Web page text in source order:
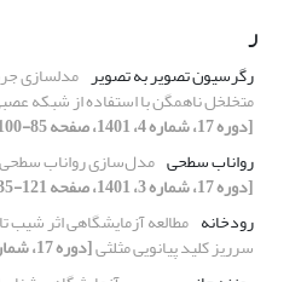
ر
رگرسیون تصویر به تصویر مدلسازی
متخلخل ناهمگن با استفاده از شبکه
[دوره 17، شماره 4، 1401، صفحه 85-100]
رواناب سطحی مدل‌سازی رواناب سطحی
[دوره 17، شماره 3، 1401، صفحه 121-135]
رودخانه مطالعه آزمایشگاهی اثر شیب
سرریز کلید پیانویی مثلثی[دوره 17، شماره 4، 1401، صفحه 17-30]